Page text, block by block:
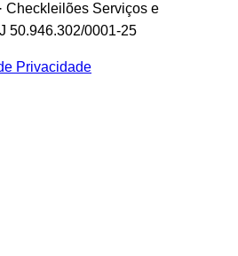
Checkleilões Serviços e
50.946.302/0001-25
Privacidade